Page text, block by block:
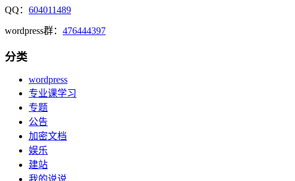
QQ： 604011489
wordpress群： 476444397
分类
wordpress
专业课学习
专题
公告
加密文档
娱乐
建站